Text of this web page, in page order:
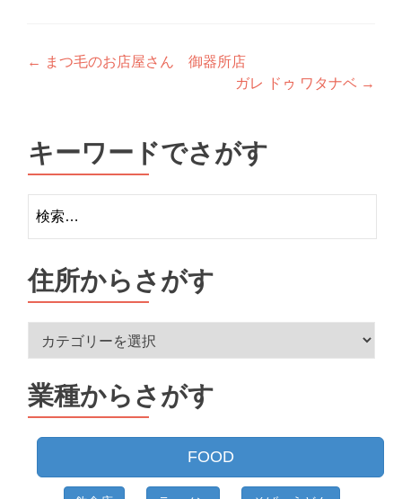
Post
← まつ毛のお店屋さん 御器所店
ガレ ドゥ ワタナベ →
キーワードでさがす
索:
住所からさがす
ら
さ
が
業種からさがす
FOOD